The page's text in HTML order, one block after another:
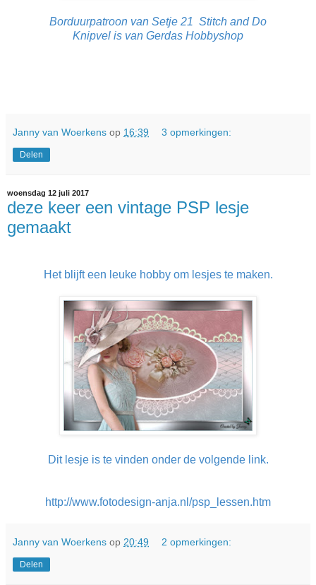
Borduurpatroon van Setje 21 Stitch and Do
Knipvel is van Gerdas Hobbyshop
Janny van Woerkens op 16:39 3 opmerkingen:
Delen
woensdag 12 juli 2017
deze keer een vintage PSP lesje
gemaakt
Het blijft een leuke hobby om lesjes te maken.
Dit lesje is te vinden onder de volgende link.
http://www.fotodesign-anja.nl/psp_lessen.htm
Janny van Woerkens op 20:49 2 opmerkingen:
Delen